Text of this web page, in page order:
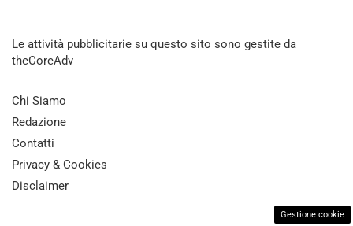
Le attività pubblicitarie su questo sito sono gestite da
theCoreAdv
Chi Siamo
Redazione
Contatti
Privacy & Cookies
Disclaimer
Gestione cookie